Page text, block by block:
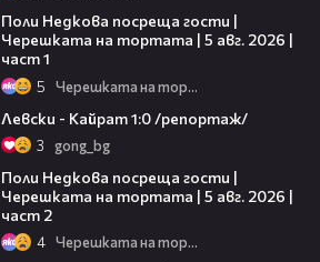
Поли Недкова посреща гости |
Черешката на тортата | 5 авг. 2026 |
част 1
5 Черешката на тортата
Левски - Кайрат 1:0 /репортаж/
3 gong_bg
Поли Недкова посреща гости |
Черешката на тортата | 5 авг. 2026 |
част 2
4 Черешката на тортата